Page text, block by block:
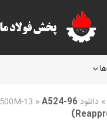
» دانلود A500/A500M-13 » A524-96